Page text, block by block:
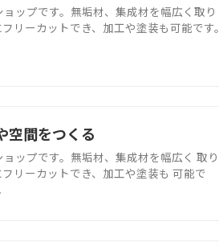
ップです。無垢材、集成材を幅広く取り
リーカットでき、加工や塗装も可能です。
空間をつくる
ップです。無垢材、集成材を幅広く 取り
リーカットでき、加工や塗装も 可能で